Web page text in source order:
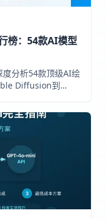
榜：54款AI模型
度分析54款顶级AI绘
Diffusion到